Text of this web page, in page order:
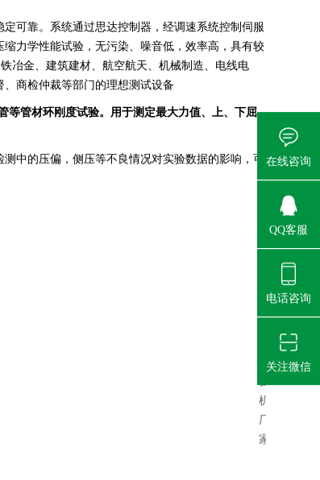
可靠。系统通过思达控制器，经调速系统控制伺服
力学性能试验，无污染、噪音低，效率高，具有较
冶金、建筑建材、航空航天、机械制造、电线电
商检仲裁等部门的理想测试设备
等管材环刚度试验。用于测定最大力值、上、下屈
中的压偏，侧压等不良情况对实验数据的影响，可
在线咨询
QQ客服
电话咨询
关注微信